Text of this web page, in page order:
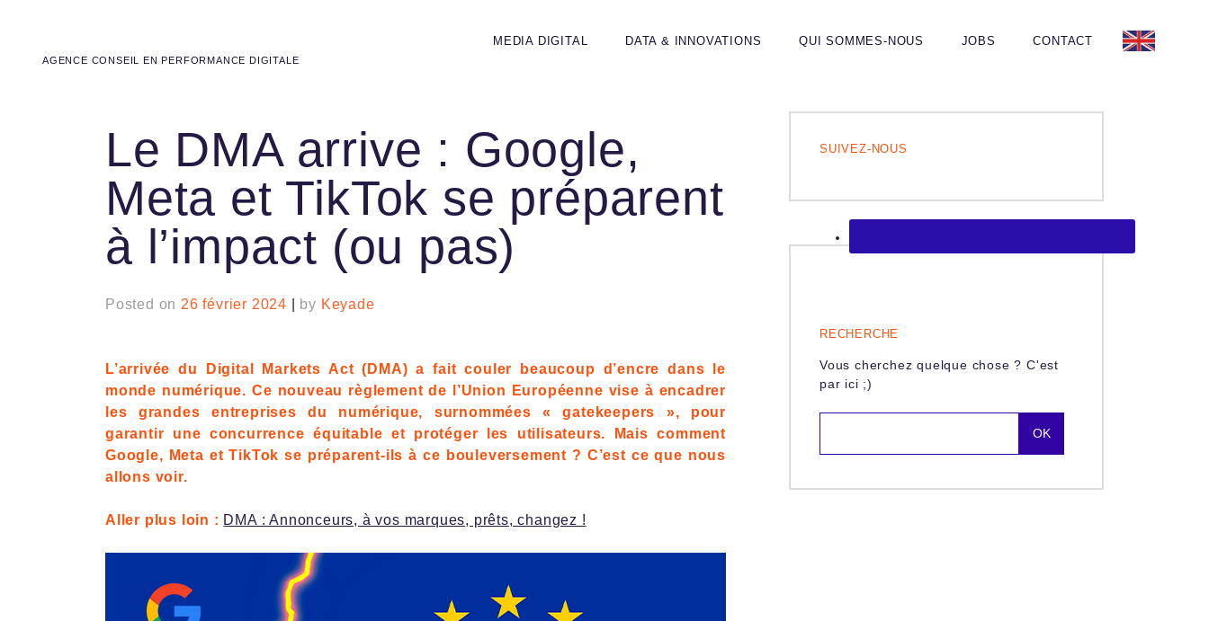
AGENCE CONSEIL EN PERFORMANCE DIGITALE
MEDIA DIGITAL DATA & INNOVATIONS QUI SOMMES-NOUS JOBS CONTACT
Le DMA arrive : Google,
Meta et TikTok se préparent
à l’impact (ou pas)
Posted on 26 février 2024 by Keyade
L’arrivée du Digital Markets Act (DMA) a fait couler beaucoup d’encre dans le
monde numérique. Ce nouveau règlement de l’Union Européenne vise à encadrer
les grandes entreprises du numérique, surnommées « gatekeepers », pour
garantir une concurrence équitable et protéger les utilisateurs. Mais comment
Google, Meta et TikTok se préparent-ils à ce bouleversement ? C’est ce que nous
allons voir.
Aller plus loin : DMA : Annonceurs, à vos marques, prêts, changez !
SUIVEZ-NOUS
RECHERCHE
Vous cherchez quelque chose ? C'est
par ici ;)